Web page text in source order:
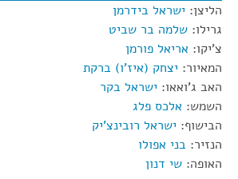
הליצן: ישראל בידרמן
גרילו: שלמה בר שביט
צ'יקו: אריאל פורמן
המאיור: יצחק (איז'ו) ברקת
האב ג'ואאו: ישראל בקר
השמש: אלכס פלג
הבישוף: ישראל רובינצ'יק
הנזיר: בני אפולו
האופה: שי דנון